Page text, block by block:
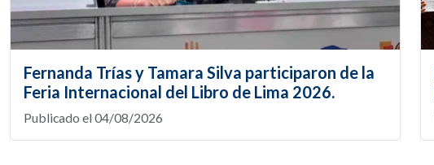
Fernanda Trías y Tamara Silva participaron de la
Feria Internacional del Libro de Lima 2026.
Publicado el 04/08/2026